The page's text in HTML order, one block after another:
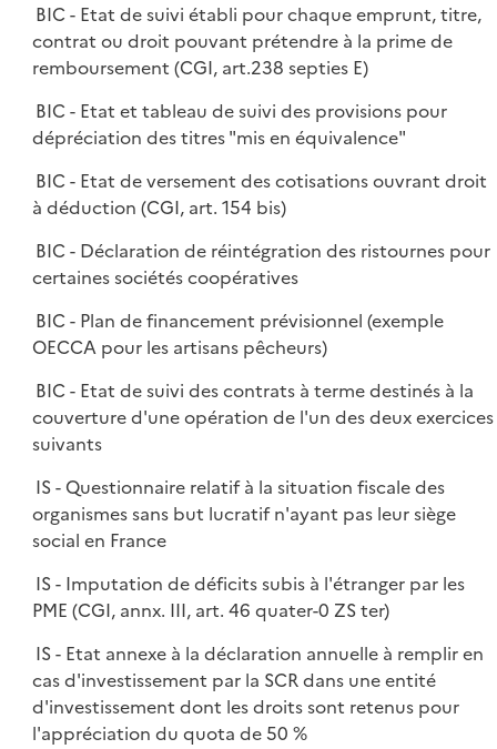
BIC - Etat de suivi établi pour chaque emprunt, titre,
contrat ou droit pouvant prétendre à la prime de
remboursement (CGI, art.238 septies E)
BIC - Etat et tableau de suivi des provisions pour
dépréciation des titres "mis en équivalence"
BIC - Etat de versement des cotisations ouvrant droit
à déduction (CGI, art. 154 bis)
BIC - Déclaration de réintégration des ristournes pour
certaines sociétés coopératives
BIC - Plan de financement prévisionnel (exemple
OECCA pour les artisans pêcheurs)
BIC - Etat de suivi des contrats à terme destinés à la
couverture d'une opération de l'un des deux exercices
suivants
IS - Questionnaire relatif à la situation fiscale des
organismes sans but lucratif n'ayant pas leur siège
social en France
IS - Imputation de déficits subis à l'étranger par les
PME (CGI, annx. III, art. 46 quater-0 ZS ter)
IS - Etat annexe à la déclaration annuelle à remplir en
cas d'investissement par la SCR dans une entité
d'investissement dont les droits sont retenus pour
l'appréciation du quota de 50 %